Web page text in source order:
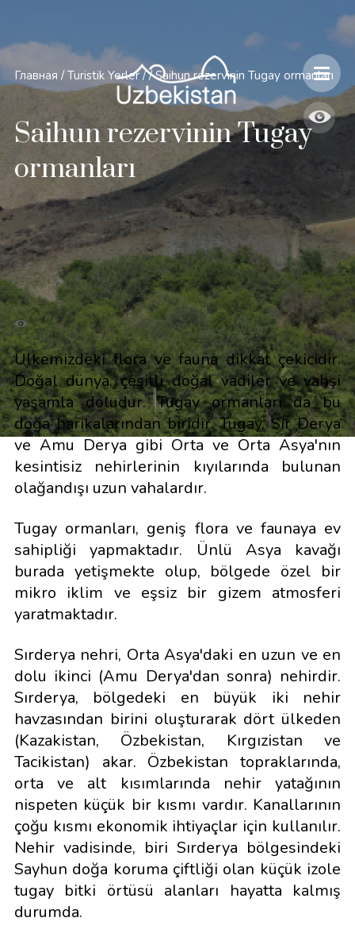
Главная / Turistik Yerler / / Saihun rezervinin Tugay ormanları
Saihun rezervinin Tugay
ormanları
Ülkemizdeki flora ve fauna dikkat çekicidir.
Doğal dünya, çeşitli doğal vadiler ve vahşi
yaşamla doludur. Tugay ormanları da bu
doğa harikalarından biridir. Tugay, Sır Derya
ve Amu Derya gibi Orta ve Orta Asya'nın
kesintisiz nehirlerinin kıyılarında bulunan
olağandışı uzun vahalardır.
Tugay ormanları, geniş flora ve faunaya ev
sahipliği yapmaktadır. Ünlü Asya kavağı
burada yetişmekte olup, bölgede özel bir
mikro iklim ve eşsiz bir gizem atmosferi
yaratmaktadır.
Sırderya nehri, Orta Asya'daki en uzun ve en
dolu ikinci (Amu Derya'dan sonra) nehirdir.
Sırderya, bölgedeki en büyük iki nehir
havzasından birini oluşturarak dört ülkeden
(Kazakistan, Özbekistan, Kırgızistan ve
Tacikistan) akar. Özbekistan topraklarında,
orta ve alt kısımlarında nehir yatağının
nispeten küçük bir kısmı vardır. Kanallarının
çoğu kısmı ekonomik ihtiyaçlar için kullanılır.
Nehir vadisinde, biri Sırderya bölgesindeki
Sayhun doğa koruma çiftliği olan küçük izole
tugay bitki örtüsü alanları hayatta kalmış
durumda.